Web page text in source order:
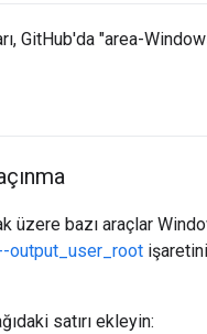
GitHub'da "area-
üzere bazı araçlar
output_user_root
satırı ekleyin: